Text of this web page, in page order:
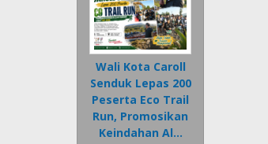
Wali Kota Caroll
Senduk Lepas 200
Peserta Eco Trail
Run, Promosikan
Keindahan Al…